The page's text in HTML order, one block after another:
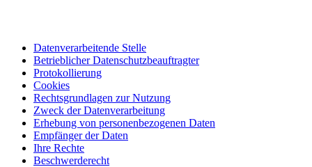
Datenverarbeitende Stelle
Betrieblicher Datenschutzbeauftragter
Protokollierung
Cookies
Rechtsgrundlagen zur Nutzung
Zweck der Datenverarbeitung
Erhebung von personenbezogenen Daten
Empfänger der Daten
Ihre Rechte
Beschwerderecht